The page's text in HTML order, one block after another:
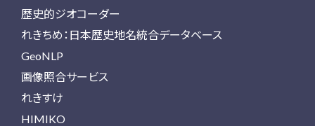
歴史的ジオコーダー
れきちめ：日本歴史地名統合データベース
GeoNLP
画像照合サービス
れきすけ
HIMIKO